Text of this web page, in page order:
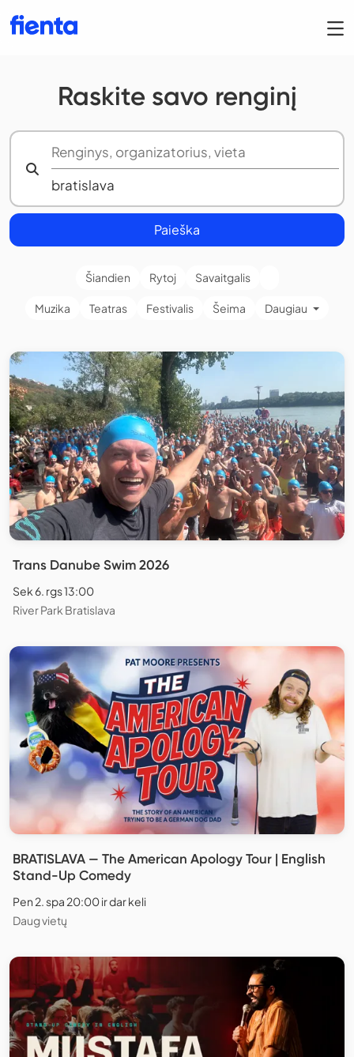
Raskite savo renginį
Paieška
Šiandien Rytoj Savaitgalis
Muzika Teatras Festivalis Šeima Daugiau
Trans Danube Swim 2026
Sek 6. rgs 13:00
River Park Bratislava
BRATISLAVA — The American Apology Tour | English
Stand-Up Comedy
Pen 2. spa 20:00 ir dar keli
Daug vietų